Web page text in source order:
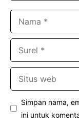
Simpan nama,
ini untuk